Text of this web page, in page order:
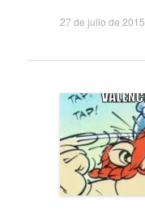
27 de julio de 2015